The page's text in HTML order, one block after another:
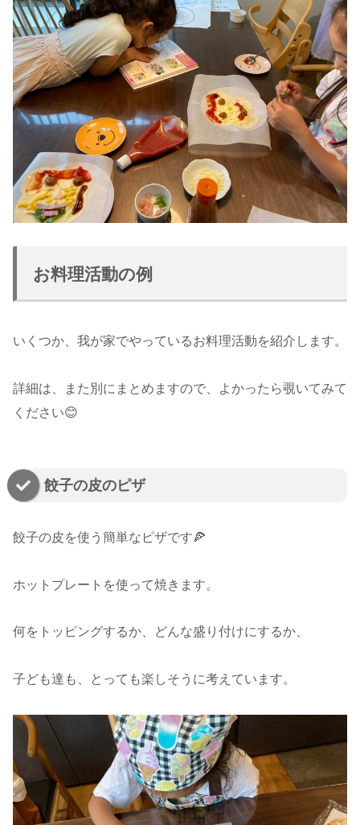
お料理活動の例
いくつか、我が家でやっているお料理活動を紹介します。
詳細は、また別にまとめますので、よかったら覗いてみて
ください😊
餃子の皮のピザ
餃子の皮を使う簡単なピザです🍕
ホットプレートを使って焼きます。
何をトッピングするか、どんな盛り付けにするか、
子ども達も、とっても楽しそうに考えています。